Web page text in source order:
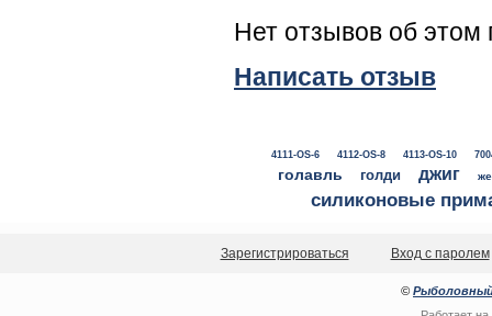
Нет отзывов об этом
Написать отзыв
4111-OS-6 4112-OS-8 4113-OS-10
голавль голди джиг
силиконовые
Зарегистрироваться Вход с паролем
© Рыболовный